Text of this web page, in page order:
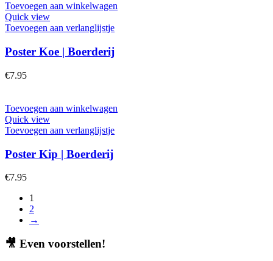
Toevoegen aan winkelwagen
Quick view
Toevoegen aan verlanglijstje
Poster Koe | Boerderij
€7.95
Toevoegen aan winkelwagen
Quick view
Toevoegen aan verlanglijstje
Poster Kip | Boerderij
€7.95
1
2
→
🎥 Even voorstellen!